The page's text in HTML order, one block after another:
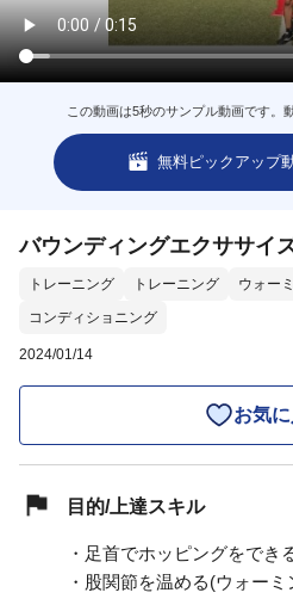
この動画は5秒のサンプル動画です。
無料ピックアップ
バウンディングエクササイ
トレーニング トレーニング
ウォー
コンディショニング
2024/01/14
お気に
目的/上達スキル
・足首でホッピングをでき
・股関節を温める(ウォー